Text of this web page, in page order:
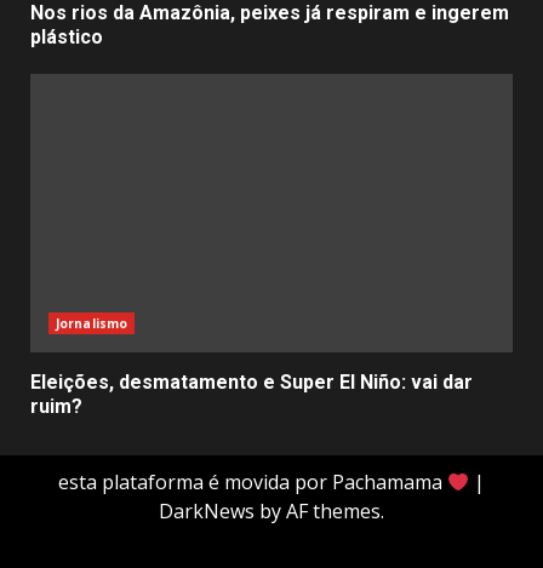
Nos rios da Amazônia, peixes já respiram e ingerem
plástico
Jornalismo
Eleições, desmatamento e Super El Niño: vai dar
ruim?
esta plataforma é movida por Pachamama
|
DarkNews by AF themes.